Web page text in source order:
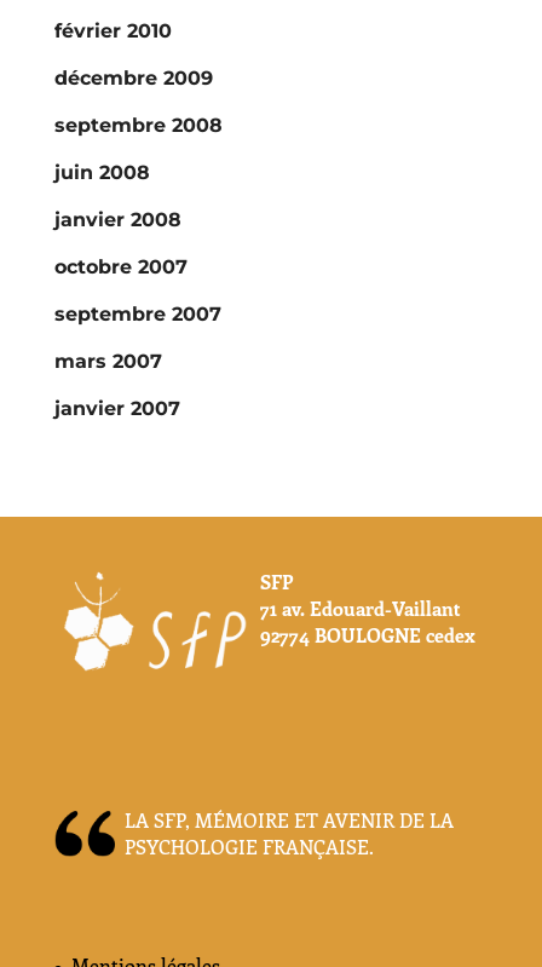
février 2010
décembre 2009
septembre 2008
juin 2008
janvier 2008
octobre 2007
septembre 2007
mars 2007
janvier 2007
SFP
71 av. Edouard-Vaillant
92774 BOULOGNE cedex
LA SFP, MÉMOIRE ET AVENIR DE LA
PSYCHOLOGIE FRANÇAISE.